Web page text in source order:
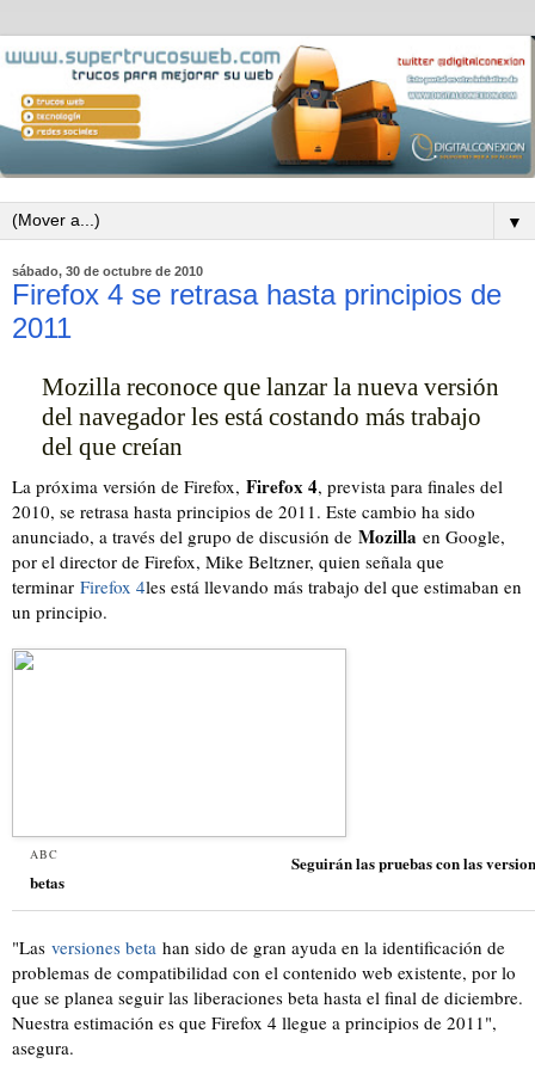
▼
sábado, 30 de octubre de 2010
Firefox 4 se retrasa hasta principios de
2011
Mozilla reconoce que lanzar la nueva versión
del navegador les está costando más trabajo
del que creían
La próxima versión de Firefox, Firefox 4, prevista para finales del
2010, se retrasa hasta principios de 2011. Este cambio ha sido
anunciado, a través del grupo de discusión de Mozilla en Google,
por el director de Firefox, Mike Beltzner, quien señala que
terminar Firefox 4les está llevando más trabajo del que estimaban en
un principio.
ABC
Seguirán las pruebas con las
betas
"Las versiones beta han sido de gran ayuda en la identificación de
problemas de compatibilidad con el contenido web existente, por lo
que se planea seguir las liberaciones beta hasta el final de diciembre.
Nuestra estimación es que Firefox 4 llegue a principios de 2011",
asegura.